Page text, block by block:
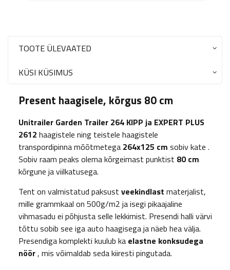
TOOTE ÜLEVAATED
KÜSI KÜSIMUS
Present haagisele, kõrgus 80 cm
Unitrailer Garden Trailer 264 KIPP ja EXPERT PLUS
2612 haagistele ning teistele haagistele
transpordipinna mõõtmetega 264x125 cm sobiv kate .
Sobiv raam peaks olema kõrgeimast punktist 80 cm
kõrgune ja viilkatusega.
Tent on valmistatud paksust veekindlast materjalist,
mille grammkaal on 500g/m2 ja isegi pikaajaline
vihmasadu ei põhjusta selle lekkimist. Presendi halli värvi
tõttu sobib see iga auto haagisega ja näeb hea välja.
Presendiga komplekti kuulub ka elastne konksudega
nöör, mis võimaldab seda kiiresti pingutada.